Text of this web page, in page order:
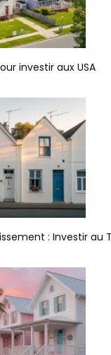
investir aux USA
: Investir au